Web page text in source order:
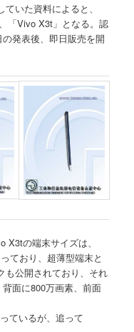
いた資料によると、
「Vivo X3t」となる。認
発表後、即日販売を開
X3tの端末サイズは、
ており、超薄型端末と
も公開されており、それ
面に800万画素、前面
ているが、追って